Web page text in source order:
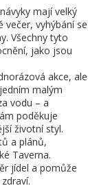
mají velký
večer, vyhýbání se
Všechny tyto
jako jsou
akce, ale
malým
vodu – a
poděkuje
životní styl.
a plánů,
Taverna.
jídel a pomůže